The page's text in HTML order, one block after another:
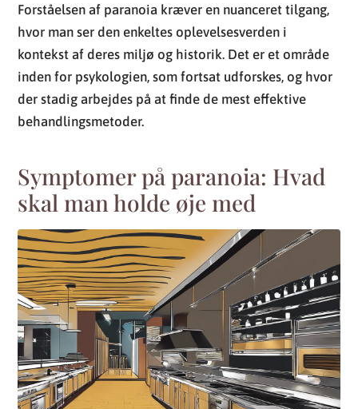
Forståelsen af paranoia kræver en nuanceret tilgang,
hvor man ser den enkeltes oplevelsesverden i
kontekst af deres miljø og historik. Det er et område
inden for psykologien, som fortsat udforskes, og hvor
der stadig arbejdes på at finde de mest effektive
behandlingsmetoder.
Symptomer på paranoia: Hvad
skal man holde øje med